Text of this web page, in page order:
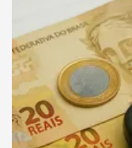
Pá
Ano 1987
Londrina
R$